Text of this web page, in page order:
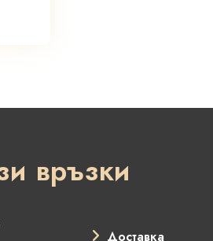
връзки
Доставка